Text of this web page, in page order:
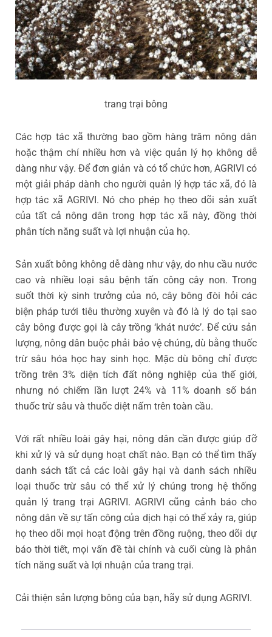
trang trại bông
Các hợp tác xã thường bao gồm hàng trăm nông dân
hoặc thậm chí nhiều hơn và việc quản lý họ không dễ
dàng như vậy. Để đơn giản và có tổ chức hơn, AGRIVI có
một giải pháp dành cho người quản lý hợp tác xã, đó là
hợp tác xã AGRIVI. Nó cho phép họ theo dõi sản xuất
của tất cả nông dân trong hợp tác xã này, đồng thời
phân tích năng suất và lợi nhuận của họ.
Sản xuất bông không dễ dàng như vậy, do nhu cầu nước
cao và nhiều loại sâu bệnh tấn công cây non. Trong
suốt thời kỳ sinh trưởng của nó, cây bông đòi hỏi các
biện pháp tưới tiêu thường xuyên và đó là lý do tại sao
cây bông được gọi là cây trồng ‘khát nước’. Để cứu sản
lượng, nông dân buộc phải bảo vệ chúng, dù bằng thuốc
trừ sâu hóa học hay sinh học. Mặc dù bông chỉ được
trồng trên 3% diện tích đất nông nghiệp của thế giới,
nhưng nó chiếm lần lượt 24% và 11% doanh số bán
thuốc trừ sâu và thuốc diệt nấm trên toàn cầu.
Với rất nhiều loài gây hại, nông dân cần được giúp đỡ
khi xử lý và sử dụng hoạt chất nào. Bạn có thể tìm thấy
danh sách tất cả các loài gây hại và danh sách nhiều
loại thuốc trừ sâu có thể xử lý chúng trong hệ thống
quản lý trang trại AGRIVI. AGRIVI cũng cảnh báo cho
nông dân về sự tấn công của dịch hại có thể xảy ra, giúp
họ theo dõi mọi hoạt động trên đồng ruộng, theo dõi dự
báo thời tiết, mọi vấn đề tài chính và cuối cùng là phân
tích năng suất và lợi nhuận của trang trại.
Cải thiện sản lượng bông của bạn, hãy sử dụng AGRIVI.